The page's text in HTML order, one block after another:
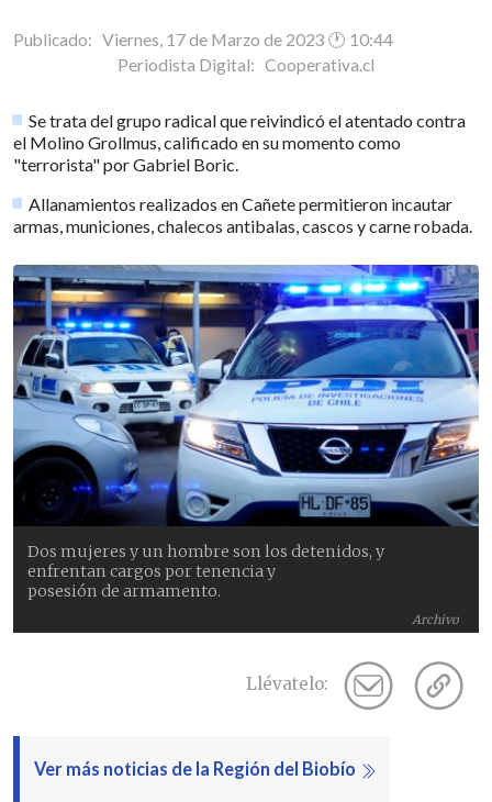
Publicado: Viernes, 17 de Marzo de 2023 🕐 10:44
Periodista Digital: Cooperativa.cl
Se trata del grupo radical que reivindicó el atentado contra
el Molino Grollmus, calificado en su momento como
"terrorista" por Gabriel Boric.
Allanamientos realizados en Cañete permitieron incautar
armas, municiones, chalecos antibalas, cascos y carne robada.
Archivo
Dos mujeres y un hombre son los detenidos, y
enfrentan cargos por tenencia y
posesión de armamento.
Llévatelo:
Ver más noticias de la Región del Biobío